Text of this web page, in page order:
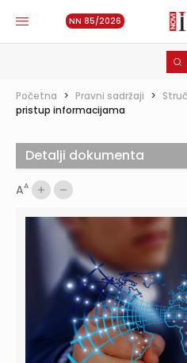
NN 85/2026
Početna > Pravni sadržaji >
pristup informacijama
AA
Detalji dokumenta